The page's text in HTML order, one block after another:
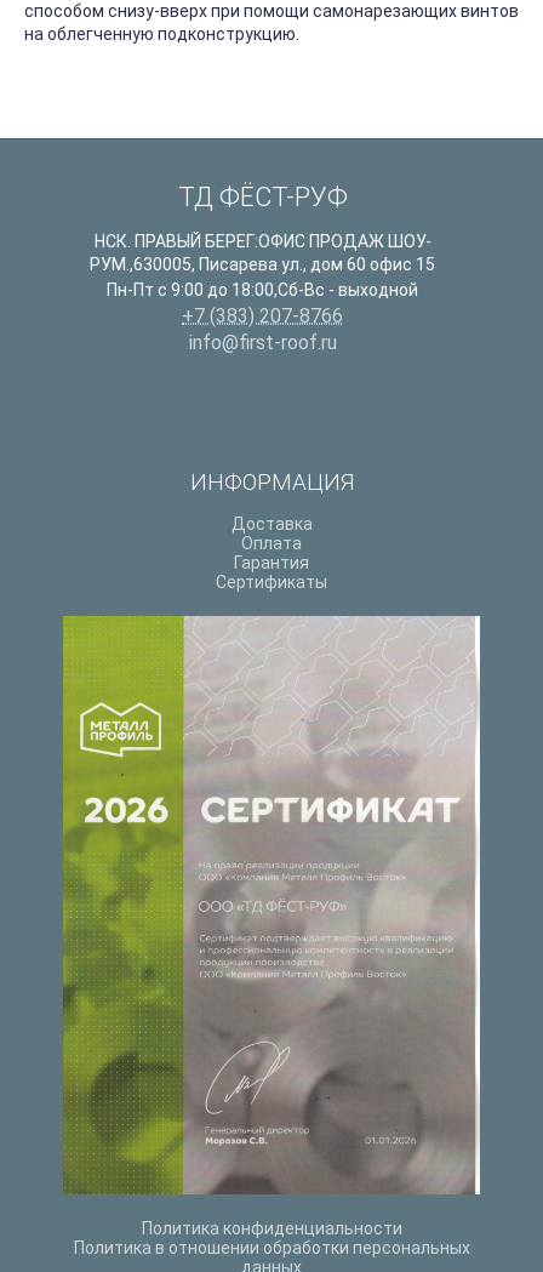
способом снизу-вверх при помощи самонарезающих винтов
на облегченную подконструкцию.
ТД ФЁСТ-РУФ
НСК. ПРАВЫЙ БЕРЕГ:ОФИС ПРОДАЖ ШОУ-
РУМ.,630005, Писарева ул., дом 60 офис 15
Пн-Пт с 9:00 до 18:00,Сб-Вс - выходной
+7 (383) 207-8766
info@first-roof.ru
ИНФОРМАЦИЯ
Доставка
Оплата
Гарантия
Сертификаты
Политика конфиденциальности
Политика в отношении обработки персональных
данных